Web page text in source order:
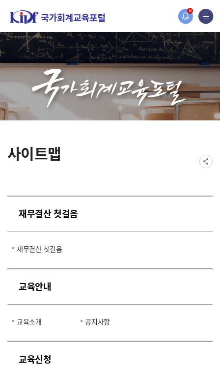
N
홈페이지가 새롭게 개편되었습니다.
한국조세재정연구원홈페이지가 새롭게 개설되었습니다.
사이트맵
재무결산 첫걸음
재무결산 첫걸음
교육안내
교육소개 공지사항
교육신청